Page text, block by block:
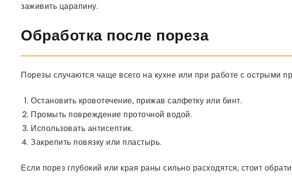
заживить царапину.
Обработка после пореза
Порезы случаются чаще всего на кухне или при работе с острыми
Остановить кровотечение, прижав салфетку или бинт.
Промыть повреждение проточной водой.
Использовать антисептик.
Закрепить повязку или пластырь.
Если порез глубокий или края раны сильно расходятся, стоит